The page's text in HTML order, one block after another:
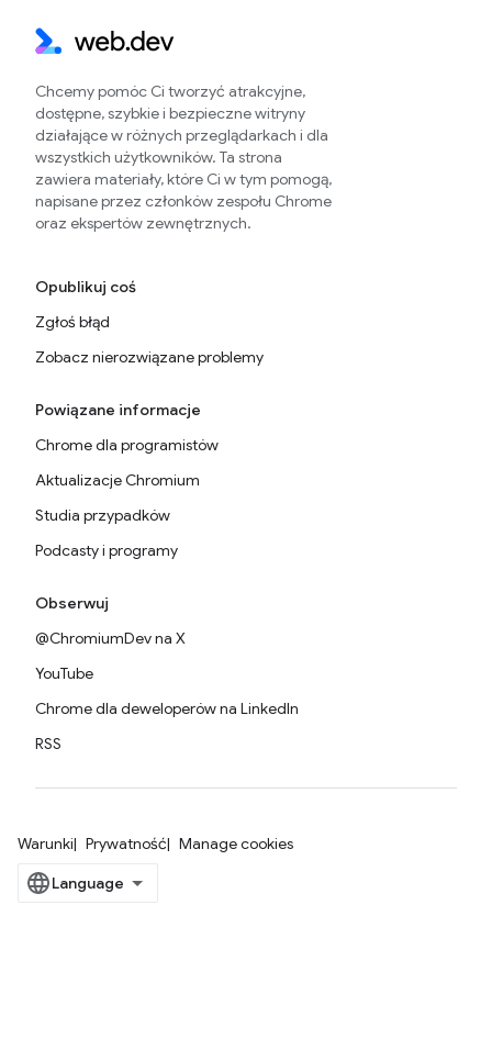
Chcemy pomóc Ci tworzyć atrakcyjne,
dostępne, szybkie i bezpieczne witryny
działające w różnych przeglądarkach i dla
wszystkich użytkowników. Ta strona
zawiera materiały, które Ci w tym pomogą,
napisane przez członków zespołu Chrome
oraz ekspertów zewnętrznych.
Opublikuj coś
Zgłoś błąd
Zobacz nierozwiązane problemy
Powiązane informacje
Chrome dla programistów
Aktualizacje Chromium
Studia przypadków
Podcasty i programy
Obserwuj
@ChromiumDev na X
YouTube
Chrome dla deweloperów na LinkedIn
RSS
Warunki Prywatność Manage cookies